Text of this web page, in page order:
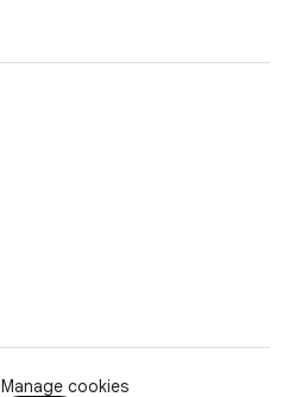
Manage cookies